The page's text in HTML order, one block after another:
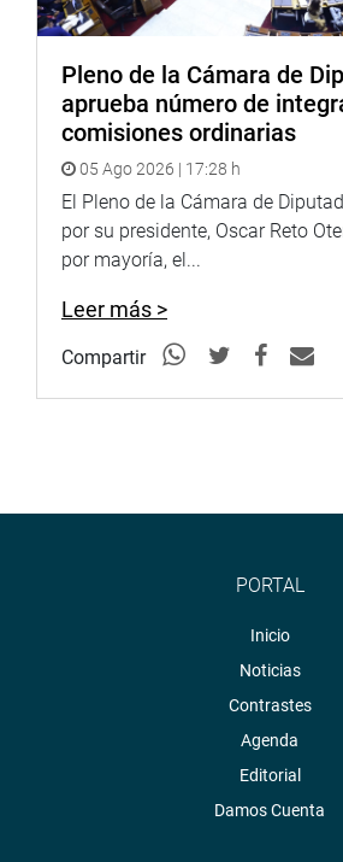
Pleno de la Cámara de
aprueba número de
comisiones ordinarias
05 Ago 2026 | 17:28 h
El Pleno de la Cámara de
por su presidente, Oscar Reto
por mayoría, el...
Leer más >
Compartir
PORTAL
Inicio
Noticias
Contrastes
Agenda
Editorial
Damos Cuenta